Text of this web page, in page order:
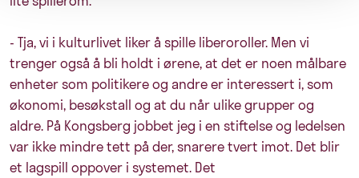
- Tja, vi i kulturlivet liker å spille liberoroller. Men vi
trenger også å bli holdt i ørene, at det er noen målbare
enheter som politikere og andre er interessert i, som
økonomi, besøkstall og at du når ulike grupper og
aldre. På Kongsberg jobbet jeg i en stiftelse og ledelsen
var ikke mindre tett på der, snarere tvert imot. Det blir
et lagspill oppover i systemet. Det